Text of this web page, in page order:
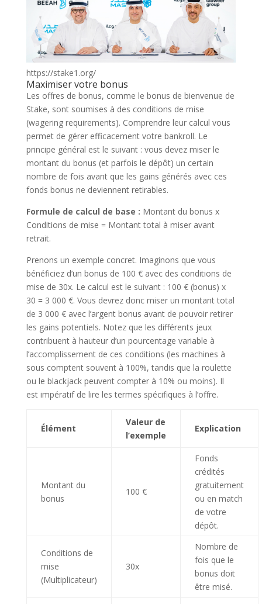
https://stake1.org/
Maximiser votre bonus
Les offres de bonus, comme le bonus de bienvenue de
Stake, sont soumises à des conditions de mise
(wagering requirements). Comprendre leur calcul vous
permet de gérer efficacement votre bankroll. Le
principe général est le suivant : vous devez miser le
montant du bonus (et parfois le dépôt) un certain
nombre de fois avant que les gains générés avec ces
fonds bonus ne deviennent retirables.
Formule de calcul de base : Montant du bonus x
Conditions de mise = Montant total à miser avant
retrait.
Prenons un exemple concret. Imaginons que vous
bénéficiez d’un bonus de 100 € avec des conditions de
mise de 30x. Le calcul est le suivant : 100 € (bonus) x
30 = 3 000 €. Vous devrez donc miser un montant total
de 3 000 € avec l’argent bonus avant de pouvoir retirer
les gains potentiels. Notez que les différents jeux
contribuent à hauteur d’un pourcentage variable à
l’accomplissement de ces conditions (les machines à
sous comptent souvent à 100%, tandis que la roulette
ou le blackjack peuvent compter à 10% ou moins). Il
est impératif de lire les termes spécifiques à l’offre.
Élément
Valeur de
l’exemple
Explication
Montant du
bonus
100 €
Fonds
crédités
gratuitement
ou en match
de votre
dépôt.
Conditions de
mise
(Multiplicateur)
30x
Nombre de
fois que le
bonus doit
être misé.